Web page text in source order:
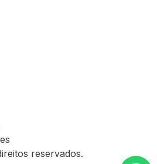
reservados.